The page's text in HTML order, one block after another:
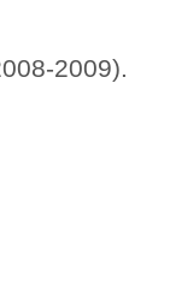
2009).